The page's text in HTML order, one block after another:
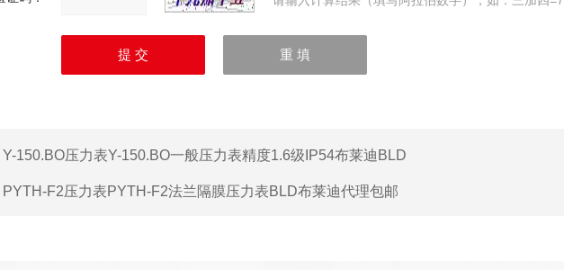
Y-150.BO压力表Y-150.BO一般压力表精度1.6级IP54布莱迪BLD
PYTH-F2压力表PYTH-F2法兰隔膜压力表BLD布莱迪代理包邮